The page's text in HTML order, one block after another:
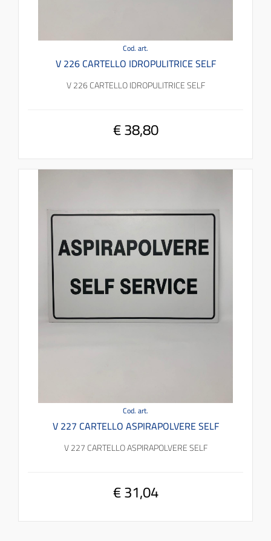
Cod. art.
V 226 CARTELLO IDROPULITRICE SELF
V 226 CARTELLO IDROPULITRICE SELF
€ 38,80
Cod. art.
V 227 CARTELLO ASPIRAPOLVERE SELF
V 227 CARTELLO ASPIRAPOLVERE SELF
€ 31,04